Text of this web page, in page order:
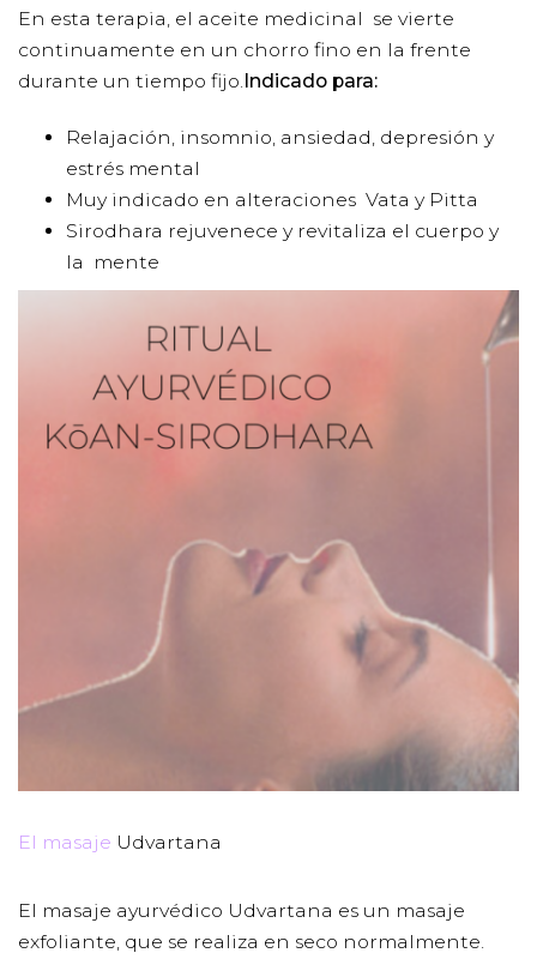
En esta terapia, el aceite medicinal se vierte
continuamente en un chorro fino en la frente
durante un tiempo fijo. Indicado para:
Relajación, insomnio, ansiedad, depresión y
estrés mental
Muy indicado en alteraciones Vata y Pitta
Sirodhara rejuvenece y revitaliza el cuerpo y
la mente
El masaje Udvartana
El masaje ayurvédico Udvartana es un masaje
exfoliante, que se realiza en seco normalmente.